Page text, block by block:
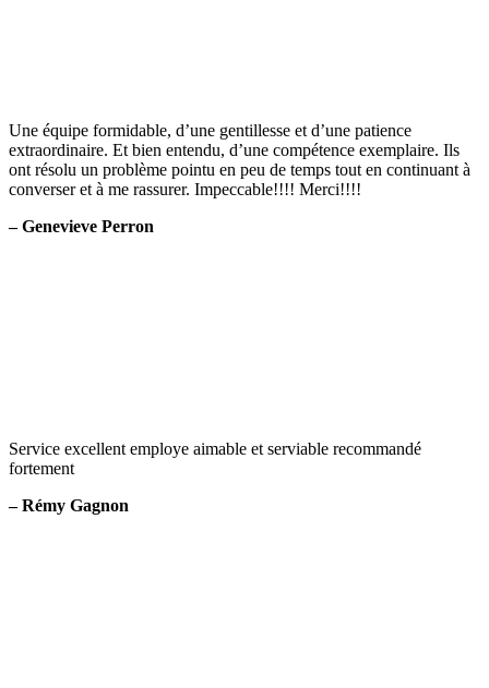
Une équipe formidable, d’une gentillesse et d’une patience
extraordinaire. Et bien entendu, d’une compétence exemplaire. Ils
ont résolu un problème pointu en peu de temps tout en continuant à
converser et à me rassurer. Impeccable!!!! Merci!!!!
– Genevieve Perron
Service excellent employe aimable et serviable recommandé
fortement
– Rémy Gagnon